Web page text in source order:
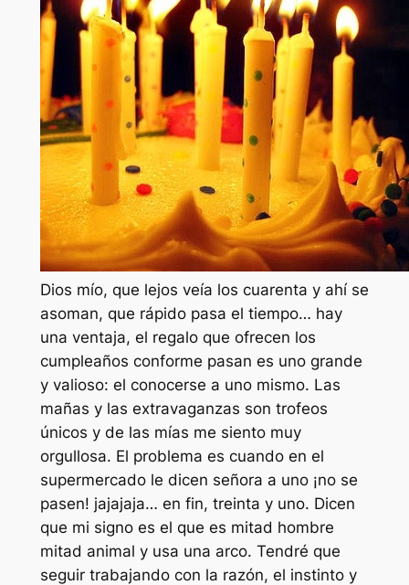
Dios mío, que lejos veía los cuarenta y ahí se
asoman, que rápido pasa el tiempo… hay
una ventaja, el regalo que ofrecen los
cumpleaños conforme pasan es uno grande
y valioso: el conocerse a uno mismo. Las
mañas y las extravaganzas son trofeos
únicos y de las mías me siento muy
orgullosa. El problema es cuando en el
supermercado le dicen señora a uno ¡no se
pasen! jajajaja… en fin, treinta y uno. Dicen
que mi signo es el que es mitad hombre
mitad animal y usa una arco. Tendré que
seguir trabajando con la razón, el instinto y